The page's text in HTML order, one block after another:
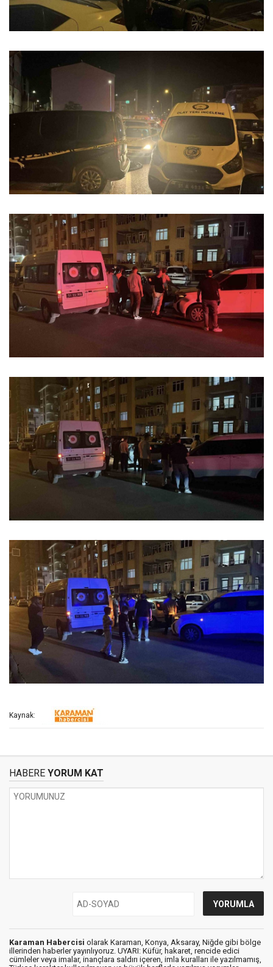
Kaynak:
HABERE YORUM KAT
Karaman Habercisi olarak Karaman, Konya, Aksaray, Niğde gibi bölge
illerinden haberler yayınlıyoruz. UYARI: Küfür, hakaret, rencide edici
cümleler veya imalar, inançlara saldırı içeren, imla kuralları ile yazılmamış,